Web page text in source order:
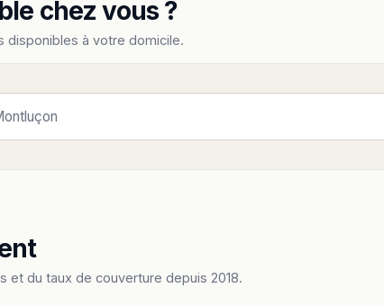
chez vous ?
disponibles à votre domicile.
et du taux de couverture depuis 2018.